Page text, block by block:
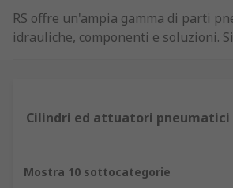
RS offre un'ampia gamma di parti
idrauliche, componenti e soluzioni.
aggiornare, manutenzione o
sistema corrente, RS offre gamme
Pneumatico
Cilindri ed attuatori pneumatici
Mostra 10 sottocategorie